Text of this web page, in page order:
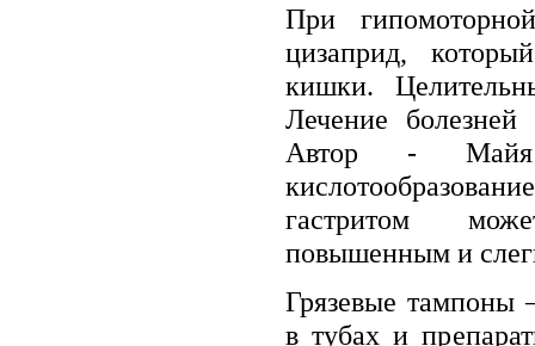
При
цизаприд,
кишки.
Лечение болезней
Автор - Майя
гастритом
повышенным и
Грязевые тампоны
в тубах и